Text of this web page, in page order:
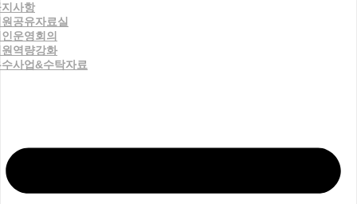
사항
공유자료실
운영회의
역량강화
사업&수탁자료